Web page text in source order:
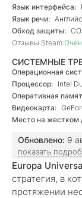
Язык интерфейса:
Язык речи:
Обход защиты:
Отзывы Steam:
СИСТЕМНЫЕ
Операционная
Процессор: Intel
Оперативная
Видеокарта:
Место на жестком
Обновлено: 9
показать
Europa
стратегия, в
протяжении